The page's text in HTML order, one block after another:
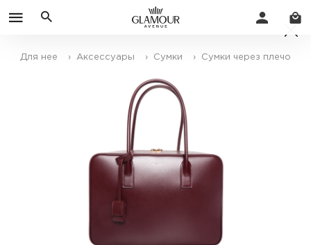
Для нее › Аксессуары › Сумки › Сумки через плечо